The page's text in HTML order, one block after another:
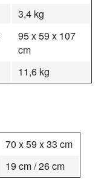
3,4 kg
95 x 59 x 107
cm
11,6 kg
70 x 59 x 33 cm
19 cm / 26 cm